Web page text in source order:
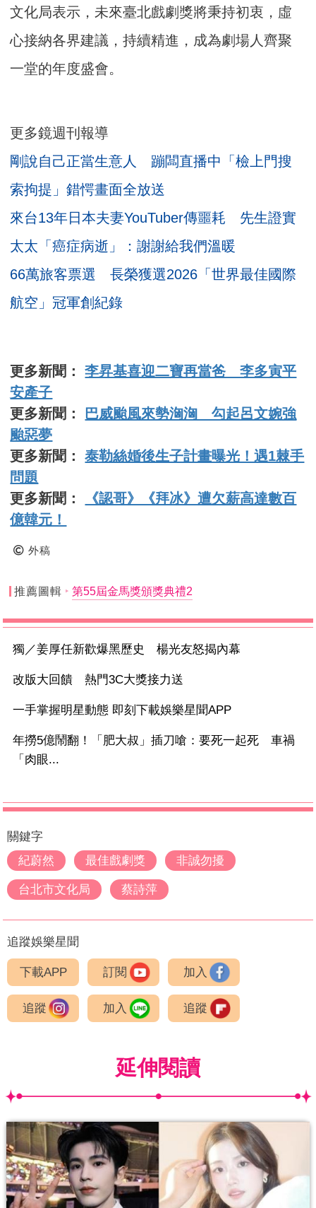
文化局表示，未來臺北戲劇獎將秉持初衷，虛
心接納各界建議，持續精進，成為劇場人齊聚
一堂的年度盛會。
更多鏡週刊報導
剛說自己正當生意人 蹦闆直播中「檢上門搜
索拘提」錯愕畫面全放送
來台13年日本夫妻YouTuber傳噩耗 先生證實
太太「癌症病逝」：謝謝給我們溫暖
66萬旅客票選 長榮獲選2026「世界最佳國際
航空」冠軍創紀錄
更多新聞：李昇基喜迎二寶再當爸 李多寅平
安產子
更多新聞： 巴威颱風來勢洶洶 勾起呂文婉強
颱惡夢
更多新聞：泰勒絲婚後生子計畫曝光！遇1棘手
問題
更多新聞：
《認哥》《拜冰》遭欠薪高達數百
億韓元！
外稿
推薦圖輯 第55屆金馬獎頒獎典禮2
獨／姜厚任新歡爆黑歷史 楊光友怒揭內幕
改版大回饋 熱門3C大獎接力送
一手掌握明星動態 即刻下載娛樂星聞APP
年撈5億鬧翻！「肥大叔」插刀嗆：要死一起死 車禍
「肉眼...
關鍵字
紀蔚然
最佳戲劇獎 非誠勿擾
台北市文化局 蔡詩萍
追蹤娛樂星聞
下載APP 訂閱 加入
追蹤 加入 追蹤
延伸閱讀